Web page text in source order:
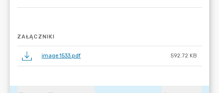
ZAŁĄCZNIKI
image1533.pdf 592.72 KB